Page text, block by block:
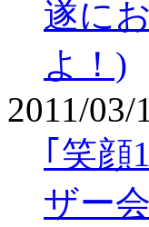
遂に
よ！)
2011/03/
｢笑顔
ザー会